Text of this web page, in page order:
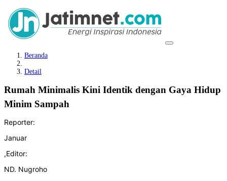
Beranda
Detail
Rumah Minimalis Kini Identik dengan Gaya Hidup
Minim Sampah
Reporter:
Januar
,Editor:
ND. Nugroho